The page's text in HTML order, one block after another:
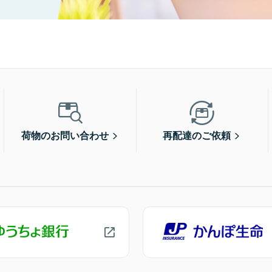
荷物のお問い合わせ 再配達のご依頼